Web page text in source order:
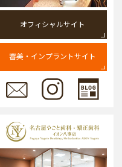
オフィシャルサイト
審美・インプラントサイト